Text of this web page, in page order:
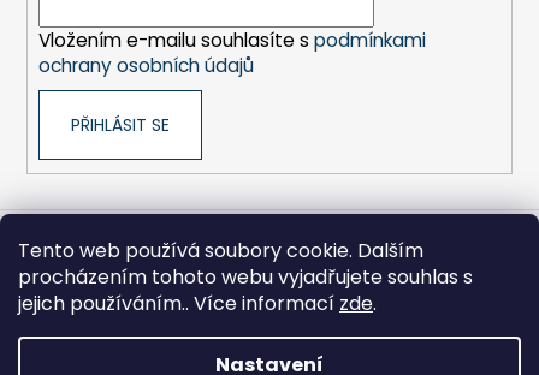
Tento web používá soubory cookie. Dalším
procházením tohoto webu vyjadřujete souhlas s
jejich používáním.. Více informací zde.
Nastavení
Vložením e-mailu souhlasíte s podmínkami
ochrany osobních údajů
PŘIHLÁSIT SE
Sony pro Firmy Hikoki-nářadí Kontakty
Zpracování osobních údajů Obchodní podmínky
Moje objednávka